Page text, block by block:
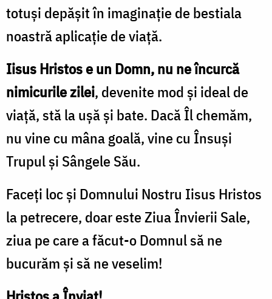
totuşi depăşit în imaginaţie de bestiala
noastră aplicaţie de viaţă.
Iisus Hristos e un Domn, nu ne încurcă
nimicurile zilei, devenite mod şi ideal de
viaţă, stă la uşă şi bate. Dacă Îl chemăm,
nu vine cu mâna goală, vine cu Însuşi
Trupul şi Sângele Său.
Faceţi loc şi Domnului Nostru Iisus Hristos
la petrecere, doar este Ziua Învierii Sale,
ziua pe care a făcut-o Domnul să ne
bucurăm şi să ne veselim!